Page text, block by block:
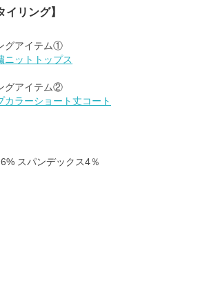
イリング】
ニットトップス
カラーショート丈コート
スパンデックス4％